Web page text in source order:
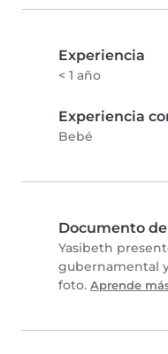
Experiencia
< 1 año
Experiencia
Bebé
Documento
Yasibeth
gubernamental
foto. Aprende